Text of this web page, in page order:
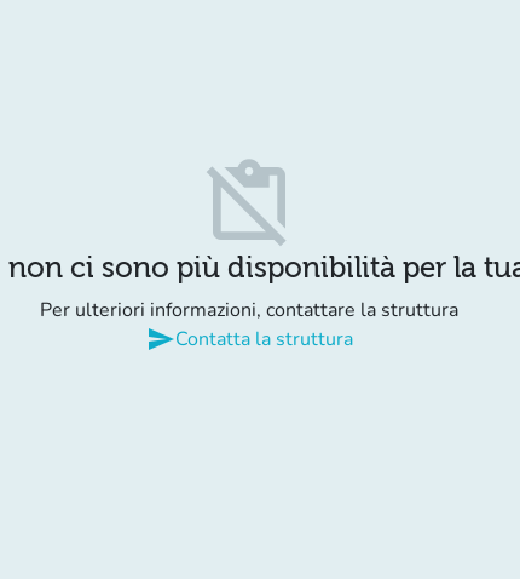
content_paste_off
non ci sono più disponibilità per la
Per ulteriori informazioni, contattare la struttura
sendContatta la struttura